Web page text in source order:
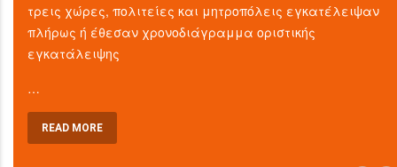
τρεις χώρες, πολιτείες και μητροπόλεις εγκατέλειψαν
πλήρως ή έθεσαν χρονοδιάγραμμα οριστικής
εγκατάλειψης
…
READ MORE